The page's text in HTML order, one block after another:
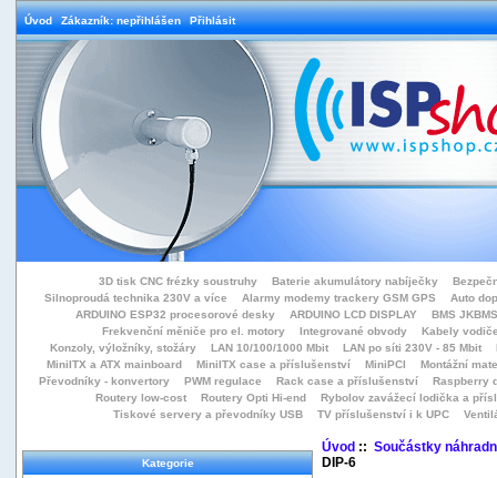
Úvod Zákazník: nepřihlášen Přihlásit
3D tisk CNC frézky soustruhy Baterie akumulátory nabíječky
Silnoproudá technika 230V a více
Alarmy modemy trackery GSM GPS
Auto
ARDUINO ESP32 procesorové desky
ARDUINO LCD DISPLAY
BMS
Frekvenční měniče pro el. motory
Integrované obvody
Kabely
Konzoly, výložníky, stožáry
LAN 10/100/1000 Mbit LAN po síti 230V - 85 Mbit
MiniITX a ATX mainboard
MiniITX case a příslušenství MiniPCI
Montážní
Převodníky - konvertory
PWM regulace Rack case a příslušenství
Raspberry
Routery low-cost
Routery Opti Hi-end
Rybolov zavážecí lodička a přísl
Tiskové servery a převodníky USB
TV příslušenství i k UPC
Kategorie
Úvod:: Součástky
DIP-6